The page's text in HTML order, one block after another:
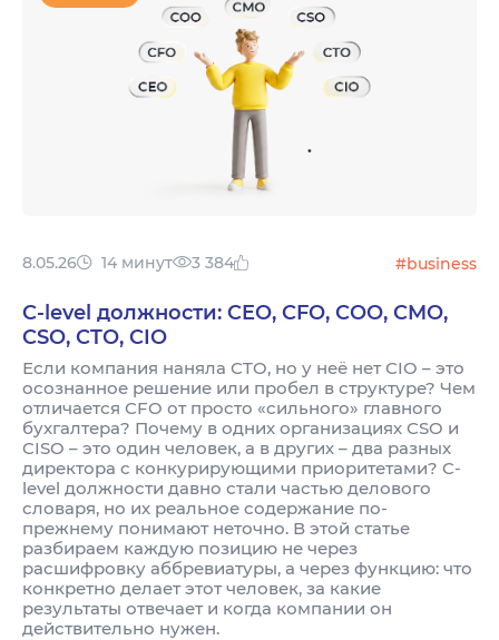
8.05.26 14 минут 3 384 #business
C-level должности: CEO, CFO, COO, CMO,
CSO, CTO, CIO
Если компания наняла CTO, но у неё нет CIO – это
осознанное решение или пробел в структуре? Чем
отличается CFO от просто «сильного» главного
бухгалтера? Почему в одних организациях CSO и
CISO – это один человек, а в других – два разных
директора с конкурирующими приоритетами? C-
level должности давно стали частью делового
словаря, но их реальное содержание по-
прежнему понимают неточно. В этой статье
разбираем каждую позицию не через
расшифровку аббревиатуры, а через функцию: что
конкретно делает этот человек, за какие
результаты отвечает и когда компании он
действительно нужен.